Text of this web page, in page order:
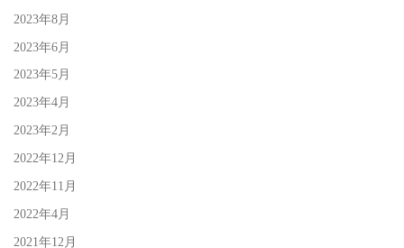
2023年8月
2023年6月
2023年5月
2023年4月
2023年2月
2022年12月
2022年11月
2022年4月
2021年12月